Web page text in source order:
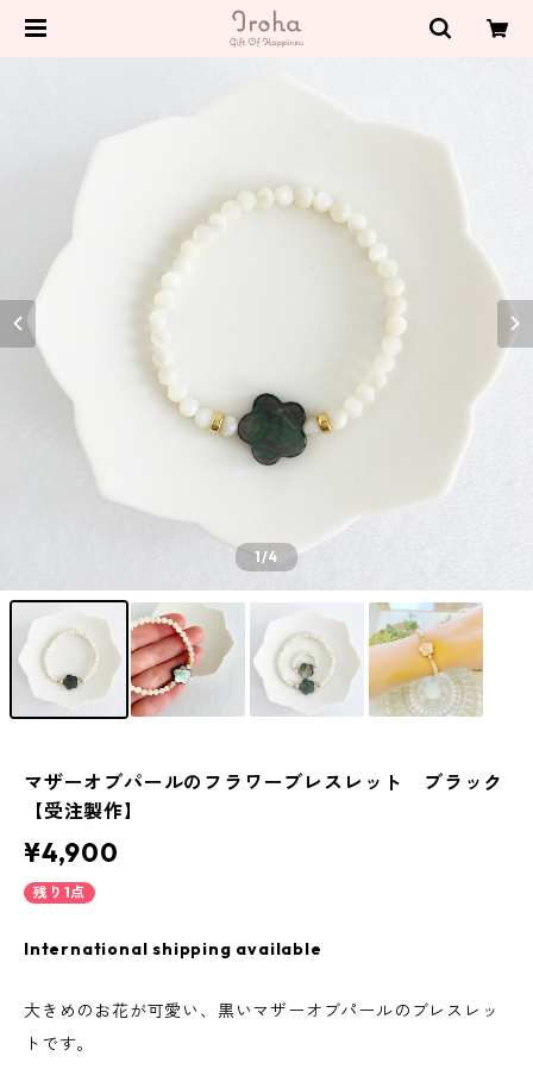
1/4
マザーオブパールのフラワーブレスレット ブラック
【受注製作】
¥4,900
残り1点
International shipping available
大きめのお花が可愛い、黒いマザーオブパールのブレスレッ
トです。